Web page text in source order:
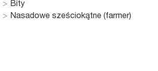
Bity
Nasadowe sześciokątne (farmer)